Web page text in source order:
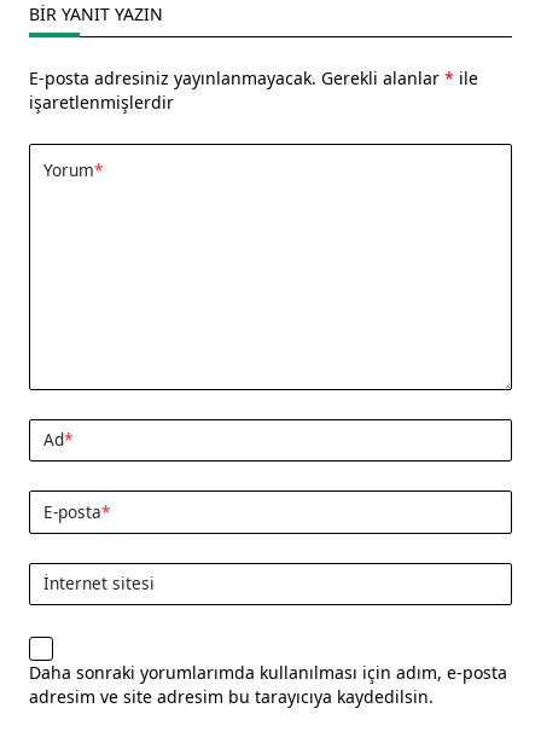
BIR YANIT YAZIN
E-posta adresiniz yayınlanmayacak. Gerekli alanlar * ile
işaretlenmişlerdir
Yorum*
Ad*
E-posta*
İnternet sitesi
Daha sonraki yorumlarımda kullanılması için adım, e-posta
adresim ve site adresim bu tarayıcıya kaydedilsin.